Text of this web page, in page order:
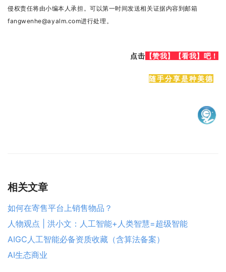
侵权责任将由小编本人承担。可以第一时间发送相关证据内容到邮箱
fangwenhe@ayalm.com进行处理。
点击 【赞我】 【看我】吧！
随手分享是种美德
相关文章
如何在寄售平台上销售物品？
人物观点 | 洪小文：人工智能+人类智慧=超级智能
AIGC人工智能必备资质收藏（含算法备案）
AI生态商业